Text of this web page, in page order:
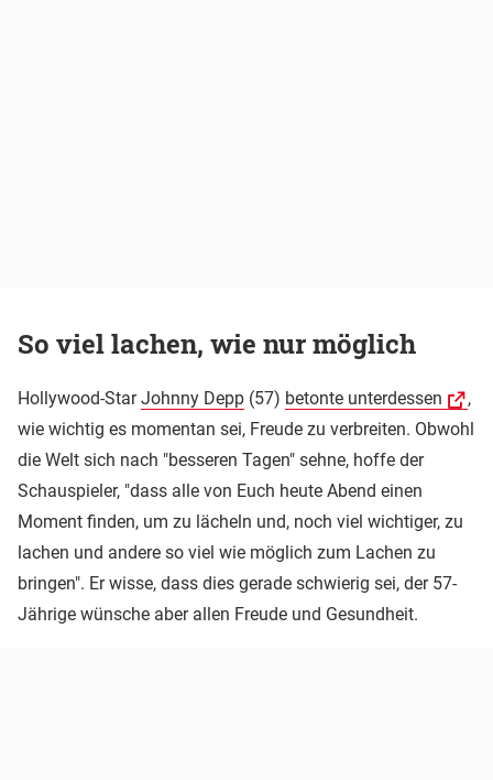
So viel lachen, wie nur möglich
Hollywood-StarJohnny Depp (57) betonte unterdessen
,
wie wichtig es momentan sei, Freude zu verbreiten. Obwohl
die Welt sich nach "besseren Tagen" sehne, hoffe der
Schauspieler, "dass alle von Euch heute Abend einen
Moment finden, um zu lächeln und, noch viel wichtiger, zu
lachen und andere so viel wie möglich zum Lachen zu
bringen". Er wisse, dass dies gerade schwierig sei, der 57-
Jährige wünsche aber allen Freude und Gesundheit.